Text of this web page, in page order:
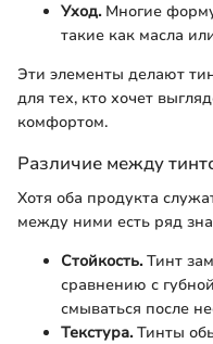
Уход.Многие
такие как масла
Эти элементы делают
для тех, кто хочет
комфортом.
Различие между
Хотя оба продукта
между ними есть ряд
Стойкость.Тинт
сравнению с
смываться после
Текстура.Тинты